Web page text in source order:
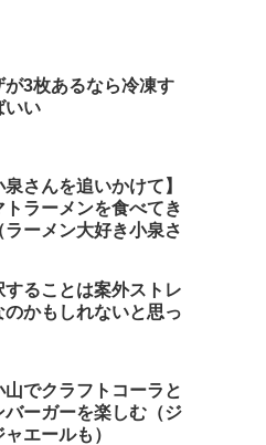
が3枚あるなら冷凍す
いい
泉さんを追いかけて】
トラーメンを食べてき
ラーメン大好き小泉さ
することは案外ストレ
のかもしれないと思っ
山でクラフトコーラと
バーガーを楽しむ（ジ
ャエールも）